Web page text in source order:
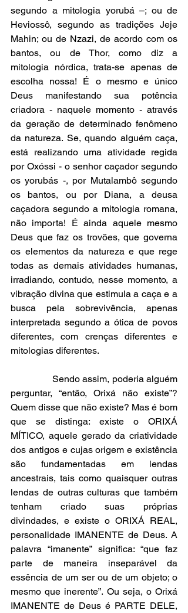
segundo a mitologia yorubá –; ou de
Heviossô, segundo as tradições Jeje
Mahin; ou de Nzazi, de acordo com os
bantos, ou de Thor, como diz a
mitologia nórdica, trata-se apenas de
escolha nossa! É o mesmo e único
Deus manifestando sua potência
criadora - naquele momento - através
da geração de determinado fenômeno
da natureza. Se, quando alguém caça,
está realizando uma atividade regida
por Oxóssi - o senhor caçador segundo
os yorubás -, por Mutalambô segundo
os bantos, ou por Diana, a deusa
caçadora segundo a mitologia romana,
não importa! É ainda aquele mesmo
Deus que faz os trovões, que governa
os elementos da natureza e que rege
todas as demais atividades humanas,
irradiando, contudo, nesse momento, a
vibração divina que estimula a caça e a
busca pela sobrevivência, apenas
interpretada segundo a ótica de povos
diferentes, com crenças diferentes e
mitologias diferentes.
perguntar, “então, Orixá não existe”?
Quem disse que não existe? Mas é bom
que se distinga: existe o ORIXÁ
MÍTICO, aquele gerado da criatividade
dos antigos e cujas origem e existência
são fundamentadas em lendas
ancestrais, tais como quaisquer outras
lendas de outras culturas que também
tenham criado suas próprias
divindades, e existe o ORIXÁ REAL,
personalidade IMANENTE de Deus. A
palavra “imanente” significa: “que faz
parte de maneira inseparável da
essência de um ser ou de um objeto; o
mesmo que inerente”. Ou seja, o Orixá
IMANENTE de Deus é PARTE DELE,